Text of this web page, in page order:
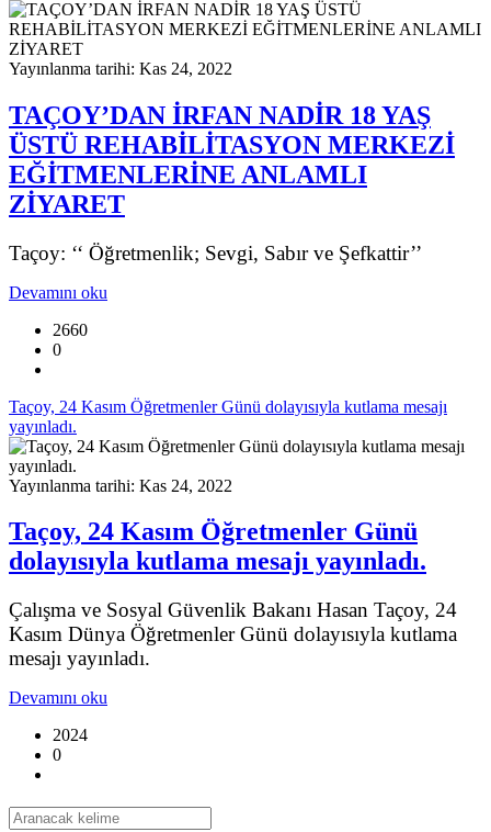
Yayınlanma tarihi: Kas 24, 2022
TAÇOY’DAN İRFAN NADİR 18 YAŞ
ÜSTÜ REHABİLİTASYON MERKEZİ
EĞİTMENLERİNE ANLAMLI
ZİYARET
Taçoy: ‘‘ Öğretmenlik; Sevgi, Sabır ve Şefkattir’’
Devamını oku
2660
0
Taçoy, 24 Kasım Öğretmenler Günü dolayısıyla kutlama mesajı
yayınladı.
Yayınlanma tarihi: Kas 24, 2022
Taçoy, 24 Kasım Öğretmenler Günü
dolayısıyla kutlama mesajı yayınladı.
Çalışma ve Sosyal Güvenlik Bakanı Hasan Taçoy, 24
Kasım Dünya Öğretmenler Günü dolayısıyla kutlama
mesajı yayınladı.
Devamını oku
2024
0